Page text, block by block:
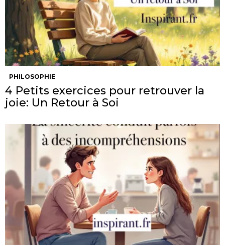
PHILOSOPHIE
4 Petits exercices pour retrouver la
joie: Un Retour à Soi